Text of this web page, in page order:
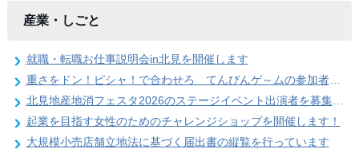
産業・しごと
就職・転職お仕事説明会in北見を開催します
重さをドン！ピシャ！で合わせろ てんびんゲ～ムの参加者を募集します（北見地産地消フェスタ2026）
北見地産地消フェスタ2026のステージイベント出演者を募集します
起業を目指す女性のためのチャレンジショップを開催します！
大規模小売店舗立地法に基づく届出書の縦覧を行っています